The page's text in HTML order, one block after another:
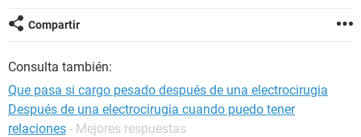
Compartir
Consulta también:
Que pasa si cargo pesado después de una electrocirugia
Después de una electrocirugia cuando puedo tener
relaciones - Mejores respuestas